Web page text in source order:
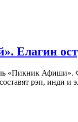
Елагин
Афиши».
рэп, инди и